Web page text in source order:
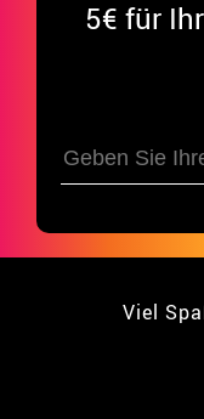
5€ für
Viel